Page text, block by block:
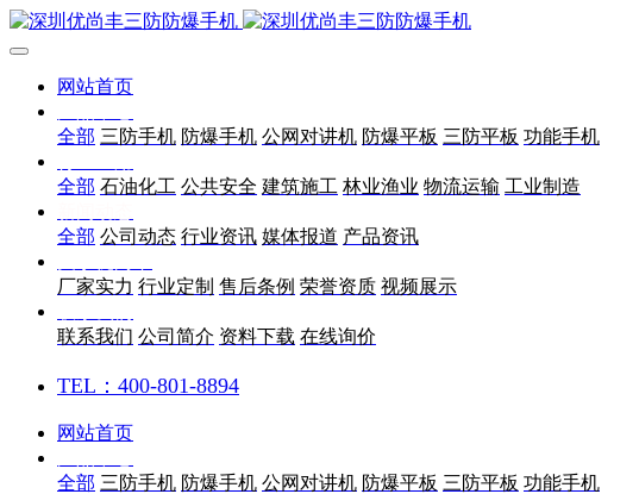
网站首页
全部 三防手机 防爆手机 公网对讲机 防爆平板 三防平板 功能手机
全部 石油化工 公共安全 建筑施工 林业渔业 物流运输 工业制造
全部 公司动态 行业资讯 媒体报道 产品资讯
厂家实力 行业定制 售后条例 荣誉资质 视频展示
联系我们 公司简介 资料下载 在线询价
TEL：400-801-8894
网站首页
全部 三防手机 防爆手机 公网对讲机 防爆平板 三防平板 功能手机